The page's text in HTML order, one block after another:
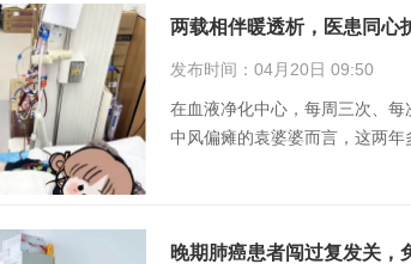
两载相伴暖透析，医患同
发布时间：04月20日 09:50
在血液净化中心，每周三次、
中风偏瘫的袁婆婆而言，这两年
晚期肺癌患者闯过复发关，